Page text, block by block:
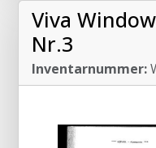
Viva
Nr.3
Inventarnummer: